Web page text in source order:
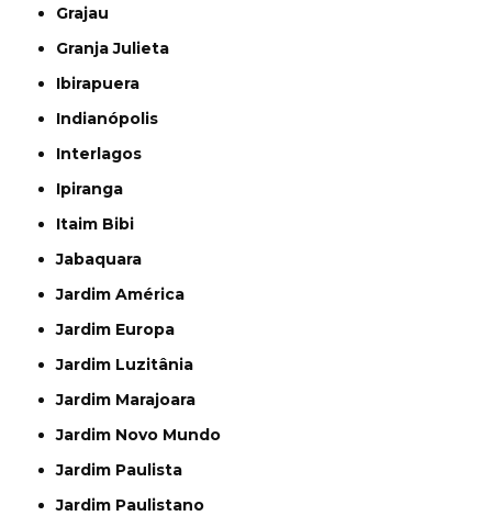
Grajau
Granja Julieta
Ibirapuera
Indianópolis
Interlagos
Ipiranga
Itaim Bibi
Jabaquara
Jardim América
Jardim Europa
Jardim Luzitânia
Jardim Marajoara
Jardim Novo Mundo
Jardim Paulista
Jardim Paulistano